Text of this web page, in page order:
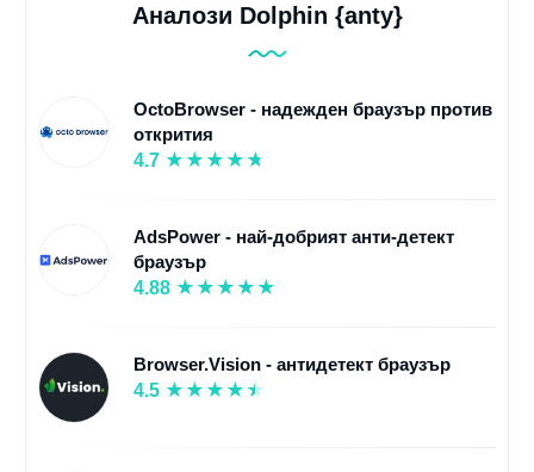
Аналози Dolphin {anty}
OctoBrowser - надежден браузър против
открития
4.7
AdsPower - най-добрият анти-детект
браузър
4.88
Browser.Vision - антидетект браузър
4.5